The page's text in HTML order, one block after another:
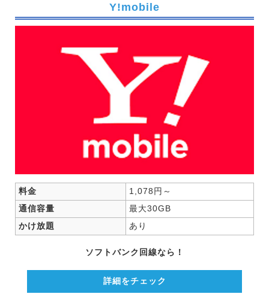
Y!mobile
料金
1,078円～
通信容量
最大30GB
かけ放題
あり
ソフトバンク回線なら！
詳細をチェック